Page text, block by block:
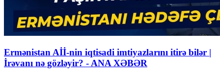
Ermənistan Aİİ-nin iqtisadi imtiyazlarını itirə bilər |
İrəvanı nə gözləyir? - ANA XƏBƏR